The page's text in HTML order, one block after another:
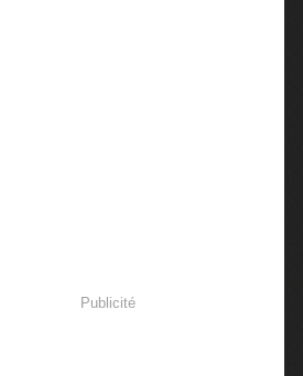
Publicité